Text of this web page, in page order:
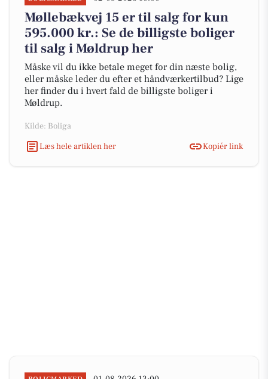
Møllebækvej 15 er til salg for kun
595.000 kr.: Se de billigste boliger
til salg i Møldrup her
Måske vil du ikke betale meget for din næste bolig,
eller måske leder du efter et håndværkertilbud? Lige
her finder du i hvert fald de billigste boliger i
Møldrup.
Kilde: Boliga
Læs hele artiklen her
Kopiér link